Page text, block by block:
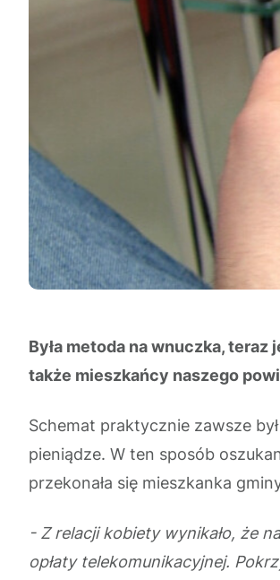
Była metoda na wnuczka,
także mieszkańcy naszego
Schemat praktycznie zawsze
pieniądze. W ten sposób
przekonała się mieszkanka
- Z relacji kobiety wynikało, że
opłaty telekomunikacyjnej.